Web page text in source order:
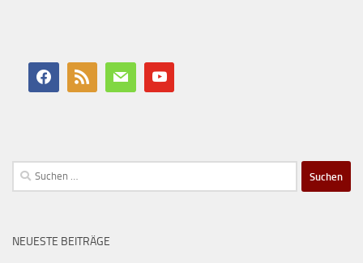
Suchen
nach:
NEUESTE BEITRÄGE